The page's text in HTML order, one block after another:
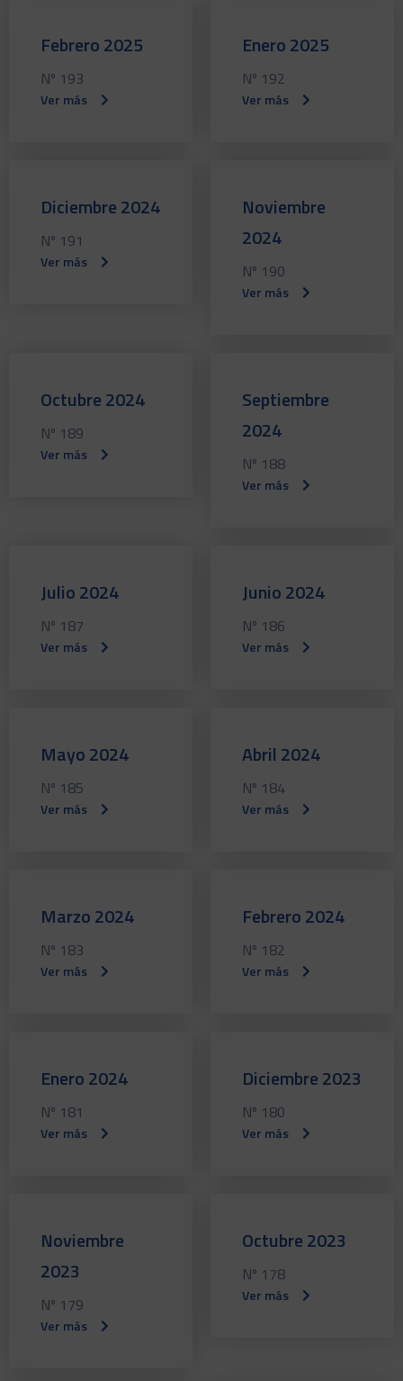
Febrero 2025
Nº 193
Ver más
Enero 2025
Nº 192
Ver más
Diciembre 2024
Nº 191
Ver más
Noviembre
2024
Nº 190
Ver más
Octubre 2024
Nº 189
Ver más
Septiembre
2024
Nº 188
Ver más
Julio 2024
Nº 187
Ver más
Junio 2024
Nº 186
Ver más
Mayo 2024
Nº 185
Ver más
Abril 2024
Nº 184
Ver más
Marzo 2024
Nº 183
Ver más
Febrero 2024
Nº 182
Ver más
Enero 2024
Nº 181
Ver más
Diciembre 2023
Nº 180
Ver más
Noviembre
2023
Nº 179
Ver más
Octubre 2023
Nº 178
Ver más